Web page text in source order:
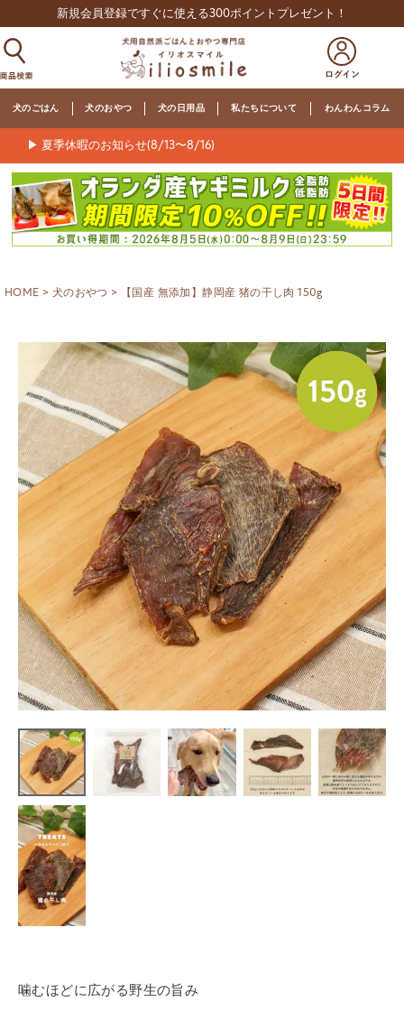
新規会員登録ですぐに使える300ポイントプレゼント！
犬のごはん 犬のおやつ 犬の日用品 私たちについて わんわんコラム
▶ 夏季休暇のお知らせ(8/13〜8/16)
HOME 犬のおやつ 【国産 無添加】静岡産 猪の干し肉 150g
噛むほどに広がる野生の旨み